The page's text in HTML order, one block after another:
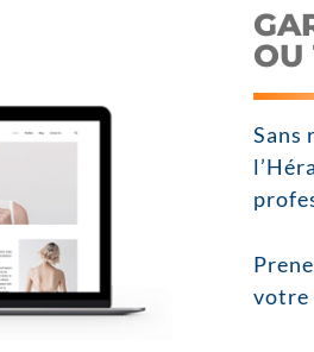
OU
Sans
votre